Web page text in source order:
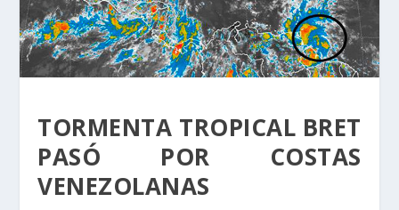
TORMENTA TROPICAL BRET
PASÓ POR COSTAS
VENEZOLANAS